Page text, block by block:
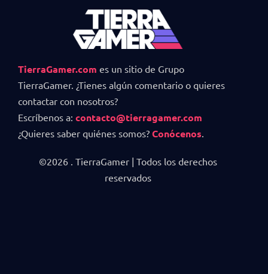
TierraGamer.com es un sitio de Grupo
TierraGamer. ¿Tienes algún comentario o quieres
contactar con nosotros?
Escríbenos a: contacto@tierragamer.com
¿Quieres saber quiénes somos? Conócenos.
©2026 . TierraGamer | Todos los derechos
reservados